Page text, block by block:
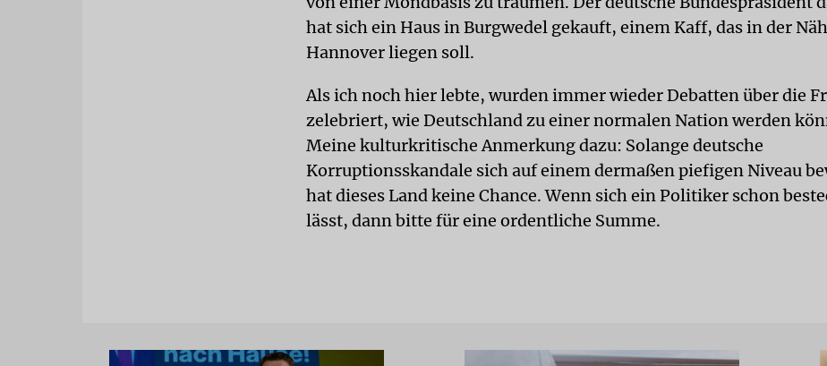
hat sich ein Haus in Burgwedel gekauft, einem Kaff, das in der
Hannover liegen soll.
Als ich noch hier lebte, wurden immer wieder Debatten über die
zelebriert, wie Deutschland zu einer normalen Nation werden
Meine kulturkritische Anmerkung dazu: Solange deutsche
Korruptionsskandale sich auf einem dermaßen piefigen Niveau
hat dieses Land keine Chance. Wenn sich ein Politiker schon
lässt, dann bitte für eine ordentliche Summe.